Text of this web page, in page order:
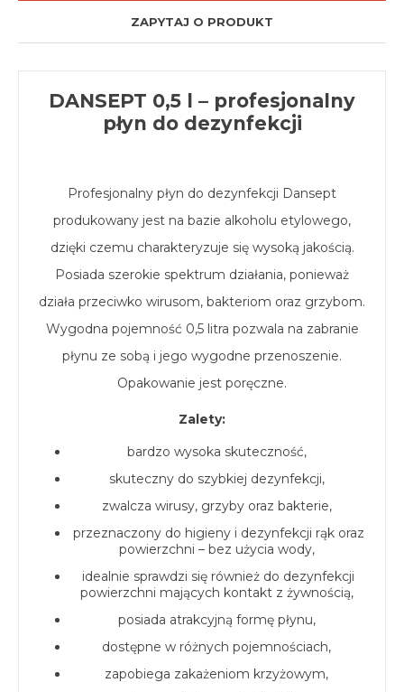
ZAPYTAJ O PRODUKT
DANSEPT 0,5 l – profesjonalny
płyn do dezynfekcji
Profesjonalny płyn do dezynfekcji Dansept
produkowany jest na bazie alkoholu etylowego,
dzięki czemu charakteryzuje się wysoką jakością.
Posiada szerokie spektrum działania, ponieważ
działa przeciwko wirusom, bakteriom oraz grzybom.
Wygodna pojemność 0,5 litra pozwala na zabranie
płynu ze sobą i jego wygodne przenoszenie.
Opakowanie jest poręczne.
Zalety:
bardzo wysoka skuteczność,
skuteczny do szybkiej dezynfekcji,
zwalcza wirusy, grzyby oraz bakterie,
przeznaczony do higieny i dezynfekcji rąk oraz
powierzchni – bez użycia wody,
idealnie sprawdzi się również do dezynfekcji
powierzchni mających kontakt z żywnością,
posiada atrakcyjną formę płynu,
dostępne w różnych pojemnościach,
zapobiega zakażeniom krzyżowym,